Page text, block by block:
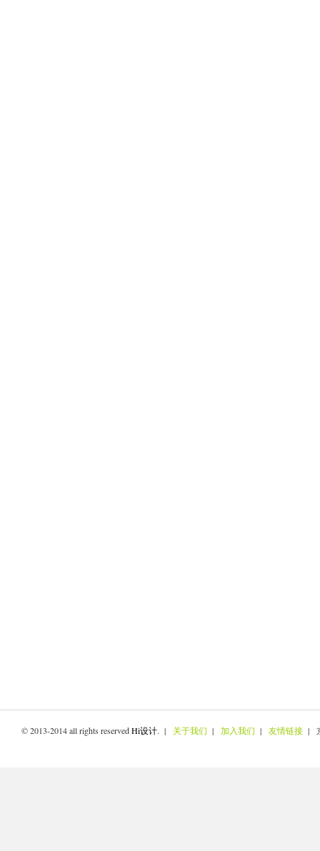
© 2013-2014 all rights reservedHi设计. | 关于我们 | 加入我们 | 友情链接 |